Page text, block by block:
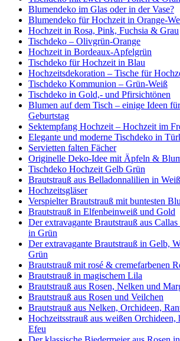
Blumendeko im Glas oder in der Vase?
Blumendeko für Hochzeit in Orange-
Hochzeit in Rosa, Pink, Fuchsia & Grau
Tischdeko – Olivgrün-Orange
Hochzeit in Bordeaux-Apfelgrün
Tischdeko für Hochzeit in Blau
Hochzeitsdekoration – Tische für
Tischdeko Kommunion – Grün-Weiß
Tischdeko in Gold,- und Pfirsichtönen
Blumen auf dem Tisch – einige Ideen
Geburtstag
Sektempfang Hochzeit – Hochzeit im
Elegante und moderne Tischdeko in
Servietten falten Fächer
Originelle Deko-Idee mit Äpfeln &
Tischdeko Hochzeit Gelb Grün
Brautstrauß aus Belladonnalilien in Weiß
Hochzeitsgläser
Verspielter Brautstrauß mit buntesten
Brautstrauß in Elfenbeinweiß und Gold
Der extravagante Brautstrauß aus
in Grün
Der extravagante Brautstrauß in Gelb,
Grün
Brautstrauß mit rosé & cremefarbenen
Brautstrauß in magischem Lila
Brautstrauß aus Rosen, Nelken und
Brautstrauß aus Rosen und Veilchen
Brautstrauß aus Nelken, Orchideen,
Hochzeitsstrauß aus weißen Orchideen,
Efeu